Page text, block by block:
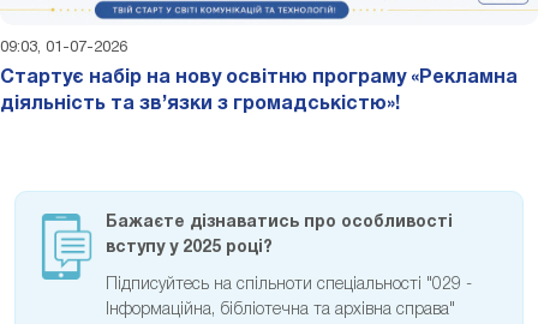
09:03, 01-07-2026
Стартує набір на нову освітню програму «Рекламна
діяльність та зв’язки з громадськістю»!
Бажаєте дізнаватись про особливості
вступу у 2025 році?
Підписуйтесь на спільноти спеціальності "029 -
Інформаційна, бібліотечна та архівна справа"